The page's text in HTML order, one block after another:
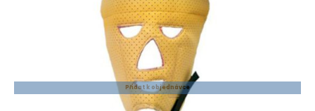
Přidat k objednávce